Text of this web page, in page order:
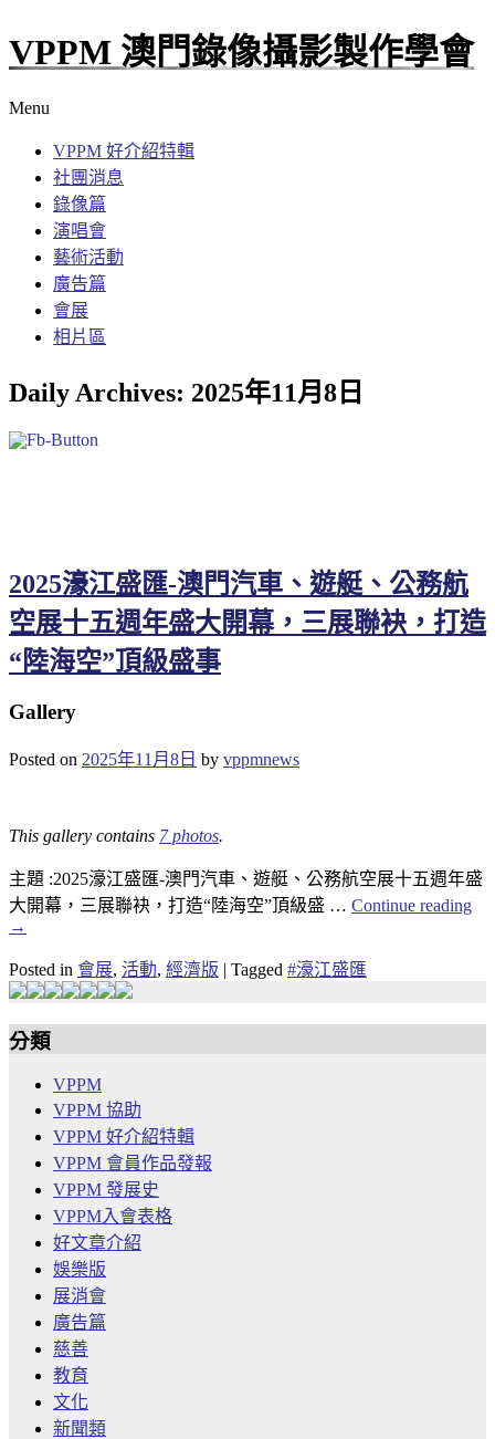
VPPM 澳門錄像攝影製作學會
Menu
VPPM 好介紹特輯
社團消息
錄像篇
演唱會
藝術活動
廣告篇
會展
相片區
Daily Archives: 2025年11月8日
2025濠江盛匯-澳門汽車、遊艇、公務航
空展十五週年盛大開幕，三展聯袂，打造
“陸海空”頂級盛事
Gallery
Posted on 2025年11月8日 by vppmnews
This gallery contains 7 photos.
主題 :2025濠江盛匯-澳門汽車、遊艇、公務航空展十五週年盛
大開幕，三展聯袂，打造“陸海空”頂級盛 … Continue reading
→
Posted in 會展, 活動, 經濟版 | Tagged #濠江盛匯
分類
VPPM
VPPM 協助
VPPM 好介紹特輯
VPPM 會員作品發報
VPPM 發展史
VPPM入會表格
好文章介紹
娛樂版
展消會
廣告篇
慈善
教育
文化
新聞類